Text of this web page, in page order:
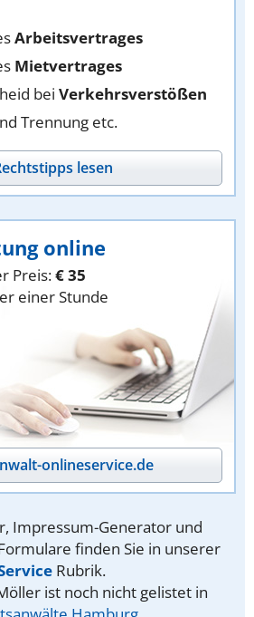
Arbeitsvertrages
Mietvertrages
bei Verkehrsverstößen
Trennung etc.
lesen
online
Preis:€ 35
einer Stunde
onlineservice.de
Impressum-Generator und
finden Sie in unserer
Rubrik.
ist noch nicht gelistet in